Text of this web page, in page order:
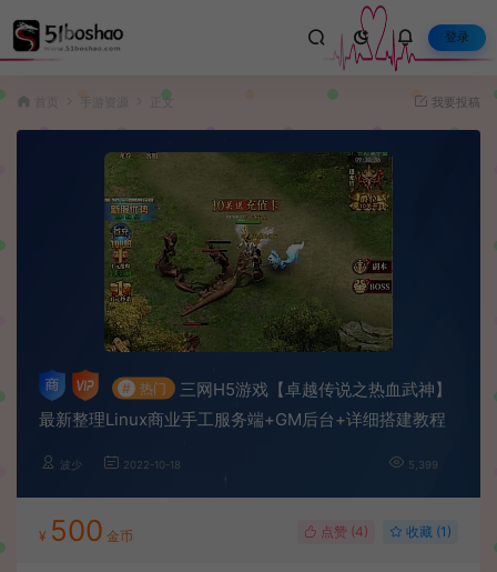
登录
手游资源 正文 我要投稿
# 热门
三网H5游戏【卓越传说之热血武神】
最新整理Linux商业手工服务端+GM后台+详细搭建教程
波少 2022-10-18 5,399
¥ 500 金币 点赞 (4) 收藏 (1)